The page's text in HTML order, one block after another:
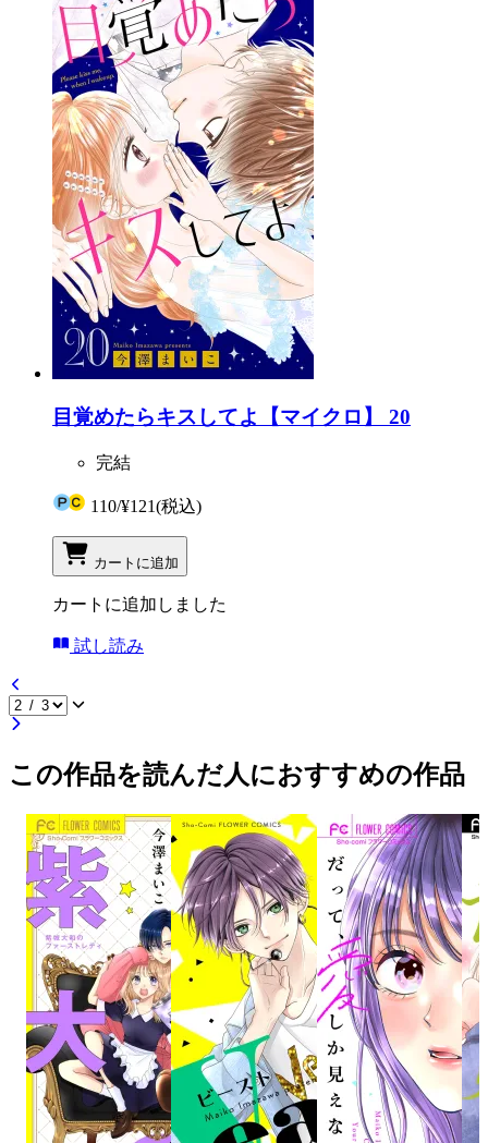
目覚めたらキスしてよ【マイクロ】 20
完結
110/¥121(税込)
カートに追加
カートに追加しました
試し読み
この作品を読んだ人におすすめの作品